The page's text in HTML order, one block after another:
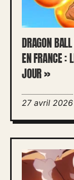
DRAGON
EN FRANCE :
JOUR »
27 avril 2026